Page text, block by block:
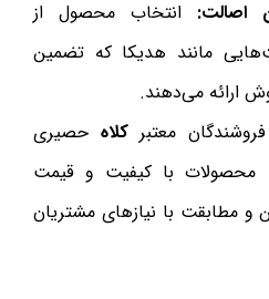
اصالت: انتخاب محصول از
مانند هدیکا که تضمین
ارائه می‌دهند.
معتبرکلاه حصیری
محصولات با کیفیت و قیمت
مطابقت با نیازهای مشتریان